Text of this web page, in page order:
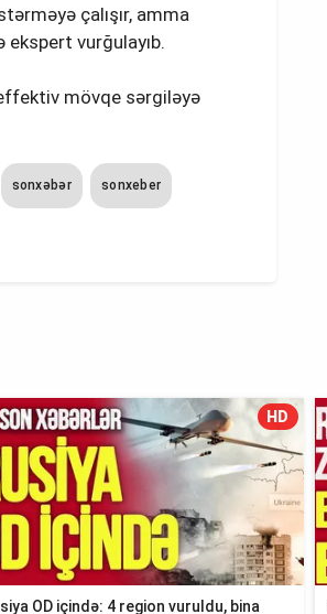
çalışır, amma
vurğulayıb.
mövqe sərgiləyə
sonxəbər sonxeber
HD
OD içində: 4 region vuruldu, bina